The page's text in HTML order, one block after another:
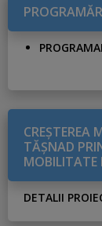
CREŞTEREA
TĂŞNAD
MOBILITATE
DETALII